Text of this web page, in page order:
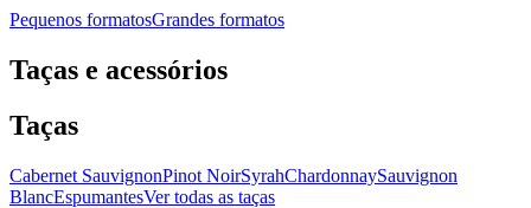
Pequenos formatosGrandes formatos
Taças e acessórios
Taças
Cabernet SauvignonPinot NoirSyrahChardonnaySauvignon
BlancEspumantesVer todas as taças